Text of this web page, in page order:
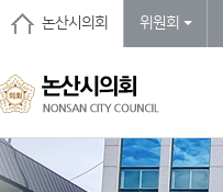
논산시의회
위원회